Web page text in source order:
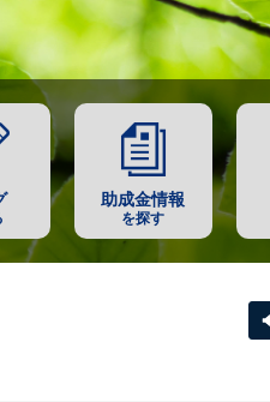
助成金情報
を探す